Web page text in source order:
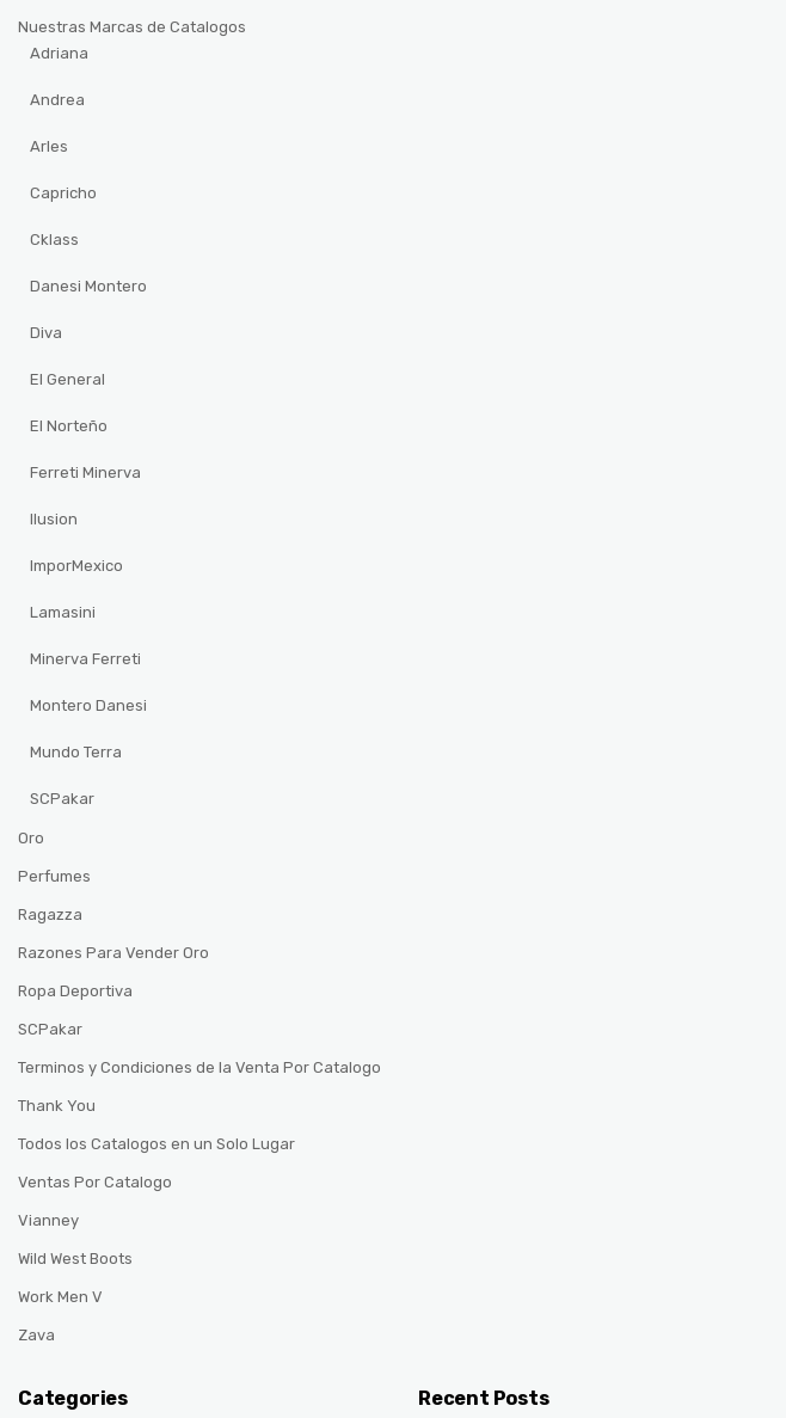
Nuestras Marcas de Catalogos
Adriana
Andrea
Arles
Capricho
Cklass
Danesi Montero
Diva
El General
El Norteño
Ferreti Minerva
Ilusion
ImporMexico
Lamasini
Minerva Ferreti
Montero Danesi
Mundo Terra
SCPakar
Oro
Perfumes
Ragazza
Razones Para Vender Oro
Ropa Deportiva
SCPakar
Terminos y Condiciones de la Venta Por Catalogo
Thank You
Todos los Catalogos en un Solo Lugar
Ventas Por Catalogo
Vianney
Wild West Boots
Work Men V
Zava
Categories Recent Posts